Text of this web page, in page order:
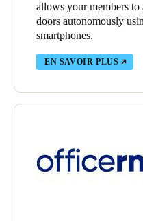
allows your members to
doors autonomously
smartphones.
EN SAVOIR PLUS